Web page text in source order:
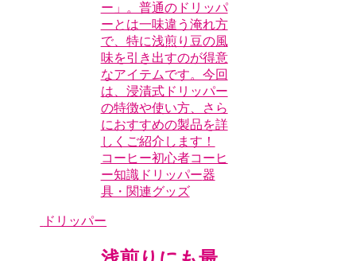
ー」。普通のドリッパ
ーとは一味違う淹れ方
で、特に浅煎り豆の風
味を引き出すのが得意
なアイテムです。今回
は、浸漬式ドリッパー
の特徴や使い方、さら
におすすめの製品を詳
しくご紹介します！
コーヒー初心者コーヒ
ー知識ドリッパー器
具・関連グッズ
ドリッパー